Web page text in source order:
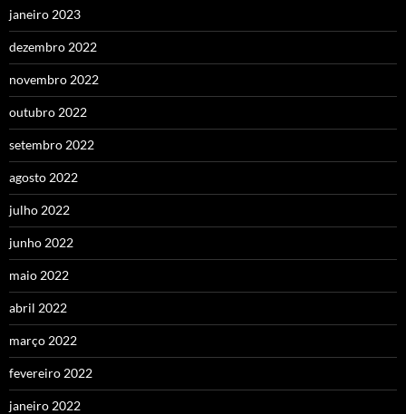
janeiro 2023
dezembro 2022
novembro 2022
outubro 2022
setembro 2022
agosto 2022
julho 2022
junho 2022
maio 2022
abril 2022
março 2022
fevereiro 2022
janeiro 2022